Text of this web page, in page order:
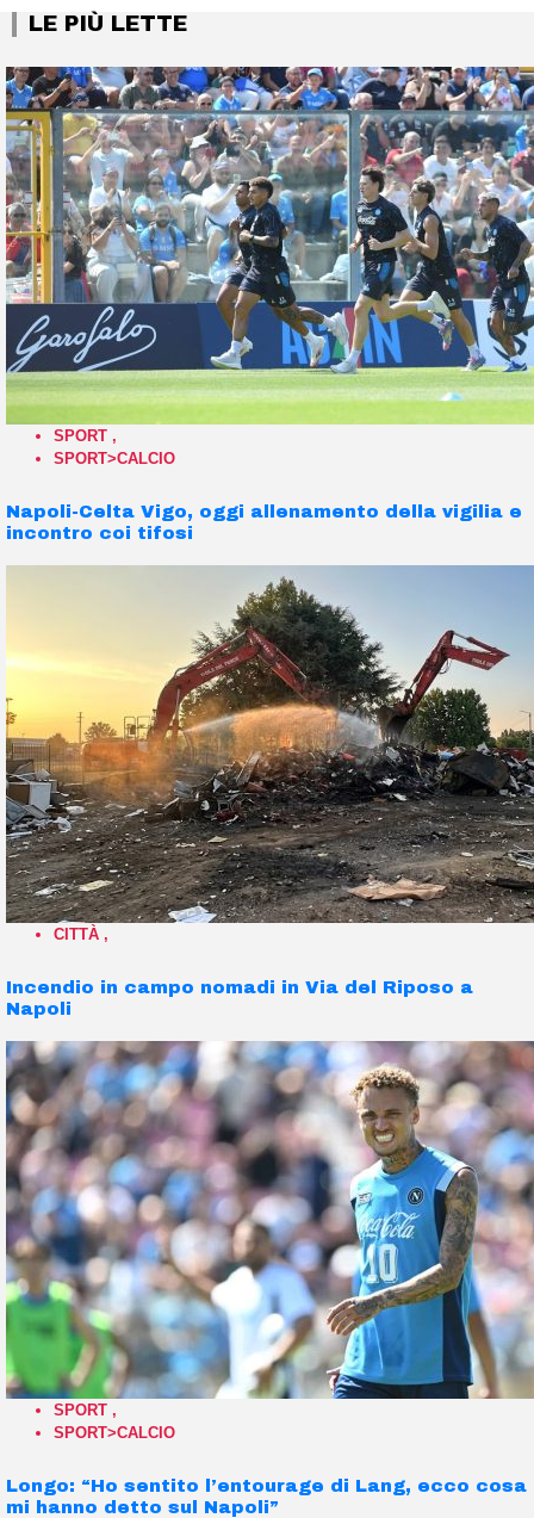
LE PIÙ LETTE
SPORT ,
SPORT>CALCIO
Napoli-Celta Vigo, oggi allenamento della vigilia e
incontro coi tifosi
CITTÀ ,
Incendio in campo nomadi in Via del Riposo a
Napoli
SPORT ,
SPORT>CALCIO
Longo: “Ho sentito l’entourage di Lang, ecco cosa
mi hanno detto sul Napoli”